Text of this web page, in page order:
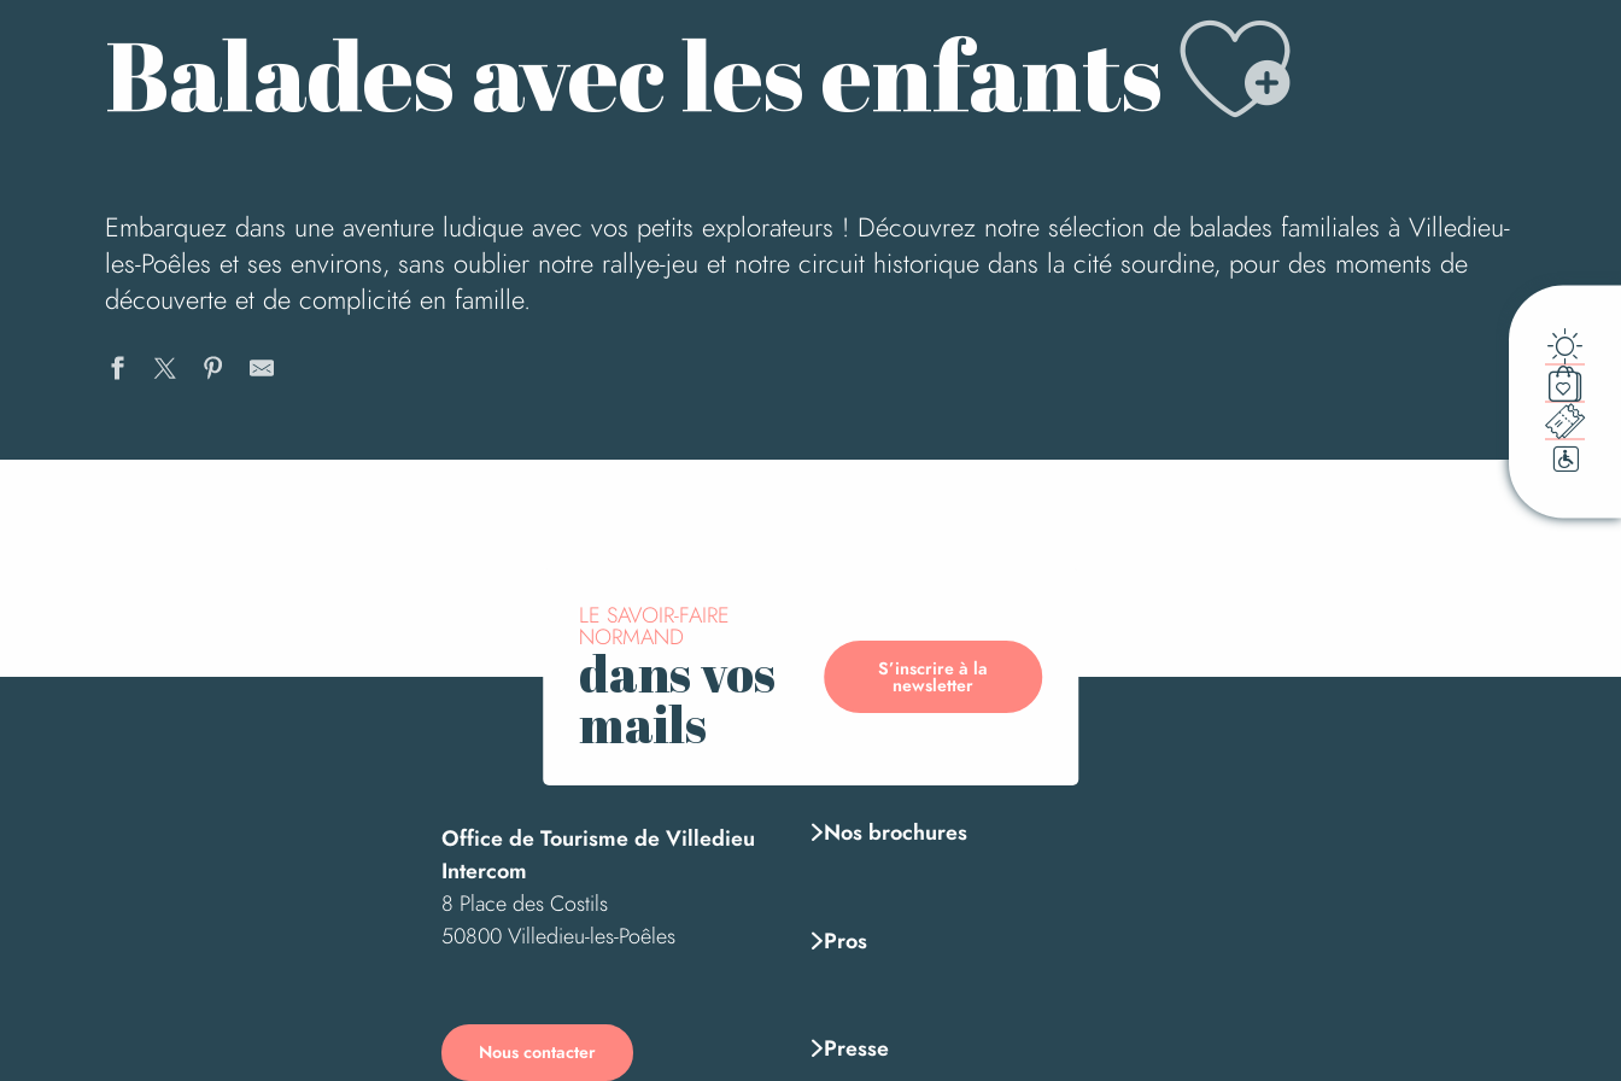
Balades avec les enfants
Embarquez dans une aventure ludique avec vos petits explorateurs ! Découvrez notre sélection de balades familiales à Villedieu-
les-Poêles et ses environs, sans oublier notre rallye-jeu et notre circuit historique dans la cité sourdine, pour des moments de
découverte et de complicité en famille.
LE SAVOIR-FAIRE
NORMAND
dans vos
mails
S’inscrire à la
newsletter
Office de Tourisme de Villedieu
Intercom
8 Place des Costils
50800 Villedieu-les-Poêles
Nous contacter
Nos brochures
Pros
Presse